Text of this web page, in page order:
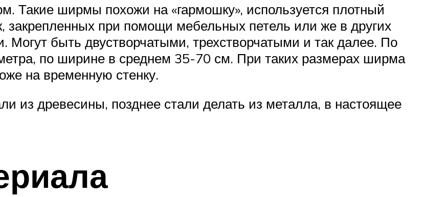
Такие ширмы похожи на «гармошку», используется плотный
закрепленных при помощи мебельных петель или же в других
Могут быть двустворчатыми, трехстворчатыми и так далее. По
по ширине в среднем 35-70 см. При таких размерах ширма
на временную стенку.
из древесины, позднее стали делать из металла, в настоящее